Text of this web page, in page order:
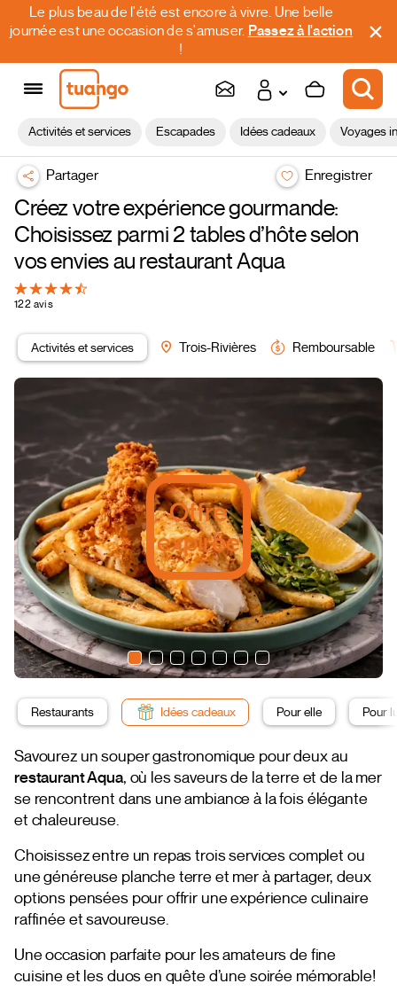
Le plus beau de l'été est encore à vivre. Une belle
journée est une occasion de s'amuser. Passez à l'action
!
Activités et services Escapades Idées cadeaux Voyages
Partager Enregistrer
Créez votre expérience gourmande:
Choisissez parmi 2 tables d’hôte selon
vos envies au restaurant Aqua
122 avis
Activités et services Trois-Rivières Remboursable
Offre
expirée
Restaurants Idées cadeaux Pour elle Pour
Savourez un souper gastronomique pour deux au
restaurant Aqua, où les saveurs de la terre et de la mer
se rencontrent dans une ambiance à la fois élégante
et chaleureuse.
Choisissez entre un repas trois services complet ou
une généreuse planche terre et mer à partager, deux
options pensées pour offrir une expérience culinaire
raffinée et savoureuse.
Une occasion parfaite pour les amateurs de fine
cuisine et les duos en quête d’une soirée mémorable!